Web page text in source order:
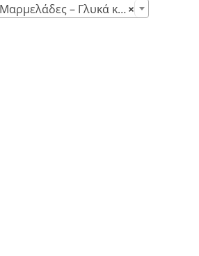
×
– Γλυκά κουταλιού (15)